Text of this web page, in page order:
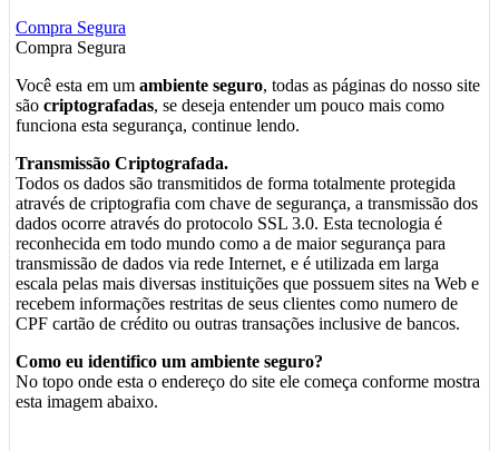
Compra Segura
Compra Segura
Você esta em um ambiente seguro, todas as páginas do nosso site
são criptografadas, se deseja entender um pouco mais como
funciona esta segurança, continue lendo.
Transmissão Criptografada.
Todos os dados são transmitidos de forma totalmente protegida
através de criptografia com chave de segurança, a transmissão dos
dados ocorre através do protocolo SSL 3.0. Esta tecnologia é
reconhecida em todo mundo como a de maior segurança para
transmissão de dados via rede Internet, e é utilizada em larga
escala pelas mais diversas instituições que possuem sites na Web e
recebem informações restritas de seus clientes como numero de
CPF cartão de crédito ou outras transações inclusive de bancos.
Como eu identifico um ambiente seguro?
No topo onde esta o endereço do site ele começa conforme mostra
esta imagem abaixo.